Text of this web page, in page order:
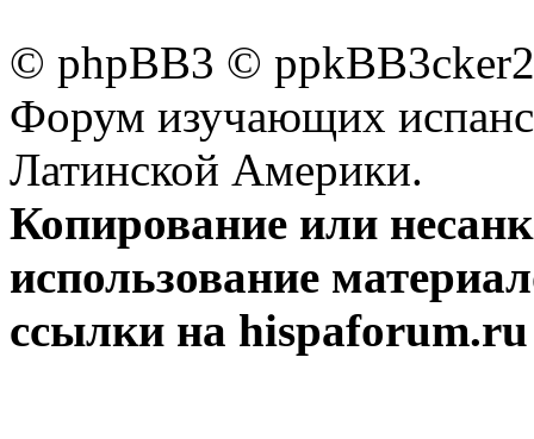
© phpBB3 ©
Форум изучающих
Латинской Америки.
Копирование или
использование
ссылки на hispaforum.ru